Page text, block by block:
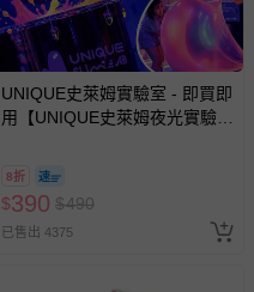
UNIQUE史萊姆實驗室 - 即買即
用【UNIQUE史萊姆夜光實驗室
人小孩均一價(3歲以上需購票))
8折
$390 $490
已售出 4375